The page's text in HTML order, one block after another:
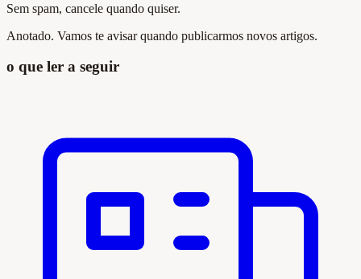
Sem spam, cancele quando quiser.
Anotado. Vamos te avisar quando publicarmos novos artigos.
o que ler a seguir